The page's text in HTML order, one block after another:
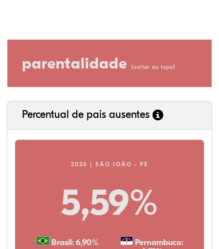
parentalidade (voltar ao topo)
Percentual de pais ausentes
2025 | SÃO JOÃO - PE
5,59%
Brasil: 6,90%
Pernambuco: